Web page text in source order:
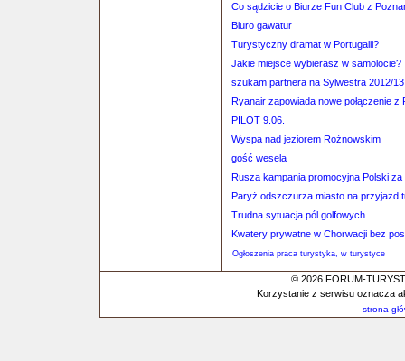
Co sądzicie o Biurze Fun Club z
Biuro gawatur
Turystyczny dramat w Portugalii?
Jakie miejsce wybierasz w samolocie?
szukam partnera na Sylwestra 2012/13
Ryanair zapowiada nowe połączenie z
PILOT 9.06.
Wyspa nad jeziorem Rożnowskim
gość wesela
Rusza kampania promocyjna Polski za
Paryż odszczurza miasto na przyjazd
Trudna sytuacja pól golfowych
Kwatery prywatne w Chorwacji bez
Ogłoszenia praca turystyka, w turystyce
© 2026 FORUM-
Korzystanie z serwisu oznacza
strona